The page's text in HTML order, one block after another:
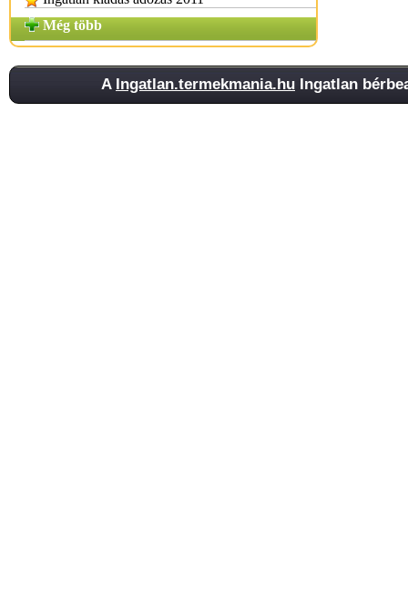
Még több
A Ingatlan.termekmania.hu Ingatlan